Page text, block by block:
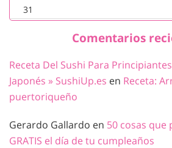
31
Comentarios
Receta Del Sushi Para
Japonés » SushiUp.es en Receta:
puertoriqueño
Gerardo Gallardo en 50 cosas
GRATIS el día de tu cumpleaños